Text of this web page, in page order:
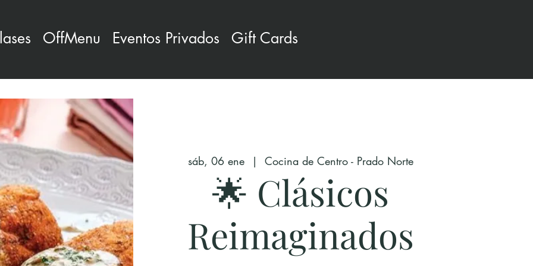
OffMenu Eventos Privados Gift Cards
sáb, 06 ene
  |
Cocina de Centro - Prado Norte
🌟 Clásicos
Reimaginados